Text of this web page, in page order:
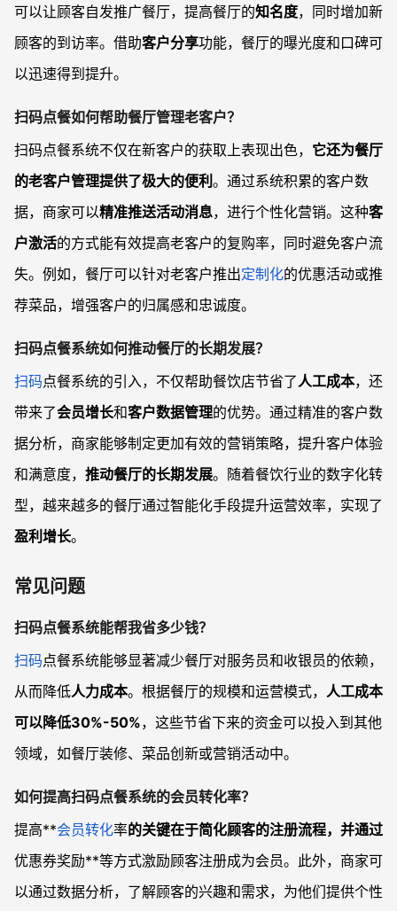
可以让顾客自发推广餐厅，提高餐厅的知名度，同时增加新
顾客的到访率。借助客户分享功能，餐厅的曝光度和口碑可
以迅速得到提升。
扫码点餐如何帮助餐厅管理老客户？
扫码点餐系统不仅在新客户的获取上表现出色， 它还为餐厅
的老客户管理提供了极大的便利 。通过系统积累的客户数
据，商家可以精准推送活动消息，进行个性化营销。这种客
户激活的方式能有效提高老客户的复购率，同时避免客户流
失。例如，餐厅可以针对老客户推出定制化的优惠活动或推
荐菜品，增强客户的归属感和忠诚度。
扫码点餐系统如何推动餐厅的长期发展？
扫码点餐系统的引入，不仅帮助餐饮店节省了人工成本，还
带来了会员增长和客户数据管理的优势。通过精准的客户数
据分析，商家能够制定更加有效的营销策略，提升客户体验
和满意度， 推动餐厅的长期发展。随着餐饮行业的数字化转
型，越来越多的餐厅通过智能化手段提升运营效率，实现了
盈利增长。
常见问题
扫码点餐系统能帮我省多少钱？
扫码点餐系统能够显著减少餐厅对服务员和收银员的依赖，
从而降低人力成本。根据餐厅的规模和运营模式， 人工成本
可以降低30%-50%，这些节省下来的资金可以投入到其他
领域，如餐厅装修、菜品创新或营销活动中。
如何提高扫码点餐系统的会员转化率？
提高**会员转化率的关键在于简化顾客的注册流程，并通过
优惠券奖励**等方式激励顾客注册成为会员。此外，商家可
以通过数据分析，了解顾客的兴趣和需求，为他们提供个性